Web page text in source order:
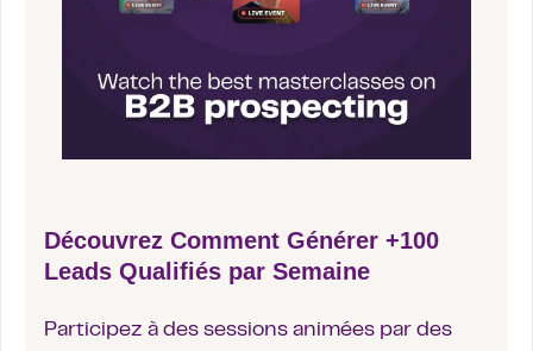
Découvrez Comment Générer +100
Leads Qualifiés par Semaine
Participez à des sessions animées par des